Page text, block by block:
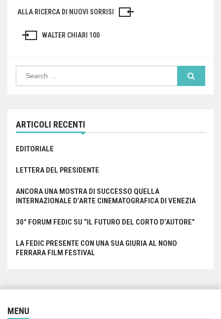
Navigazione
articoli
ALLA RICERCA DI NUOVI SORRISI
WALTER CHIARI 100
Search
ARTICOLI RECENTI
EDITORIALE
LETTERA DEL PRESIDENTE
ANCORA UNA MOSTRA DI SUCCESSO QUELLA
INTERNAZIONALE D’ARTE CINEMATOGRAFICA DI VENEZIA
30° FORUM FEDIC SU “IL FUTURO DEL CORTO D’AUTORE”
LA FEDIC PRESENTE CON UNA SUA GIURIA AL NONO
FERRARA FILM FESTIVAL
MENU